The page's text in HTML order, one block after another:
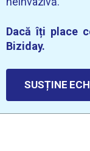
Dacă îți place
Biziday.
SUSȚINE